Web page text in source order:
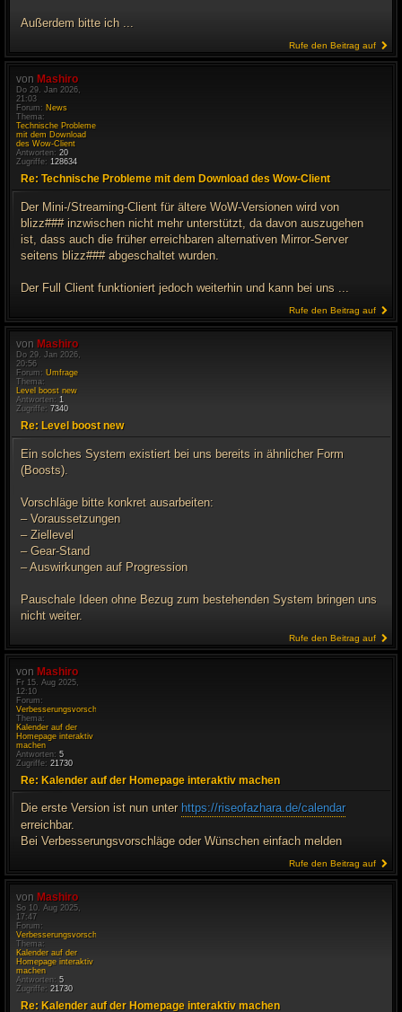
Außerdem bitte ich ...
Rufe den Beitrag auf
von Mashiro
Do 29. Jan 2026,
21:03
Forum: News
Thema:
Technische Probleme
mit dem Download
des Wow-Client
Antworten: 20
Zugriffe: 128634
Re: Technische Probleme mit dem Download des Wow-Client
Der Mini-/Streaming-Client für ältere WoW-Versionen wird von
blizz### inzwischen nicht mehr unterstützt, da davon auszugehen
ist, dass auch die früher erreichbaren alternativen Mirror-Server
seitens blizz### abgeschaltet wurden.
Der Full Client funktioniert jedoch weiterhin und kann bei uns ...
Rufe den Beitrag auf
von Mashiro
Do 29. Jan 2026,
20:56
Forum: Umfrage
Thema:
Level boost new
Antworten: 1
Zugriffe: 7340
Re: Level boost new
Ein solches System existiert bei uns bereits in ähnlicher Form
(Boosts).
Vorschläge bitte konkret ausarbeiten:
– Voraussetzungen
– Ziellevel
– Gear-Stand
– Auswirkungen auf Progression
Pauschale Ideen ohne Bezug zum bestehenden System bringen uns
nicht weiter.
Rufe den Beitrag auf
von Mashiro
Fr 15. Aug 2025,
12:10
Forum:
Verbesserungsvorschläge
Thema:
Kalender auf der
Homepage interaktiv
machen
Antworten: 5
Zugriffe: 21730
Re: Kalender auf der Homepage interaktiv machen
Die erste Version ist nun unter https://riseofazhara.de/calendar
erreichbar.
Bei Verbesserungsvorschläge oder Wünschen einfach melden
Rufe den Beitrag auf
von Mashiro
So 10. Aug 2025,
17:47
Forum:
Verbesserungsvorschläge
Thema:
Kalender auf der
Homepage interaktiv
machen
Antworten: 5
Zugriffe: 21730
Re: Kalender auf der Homepage interaktiv machen